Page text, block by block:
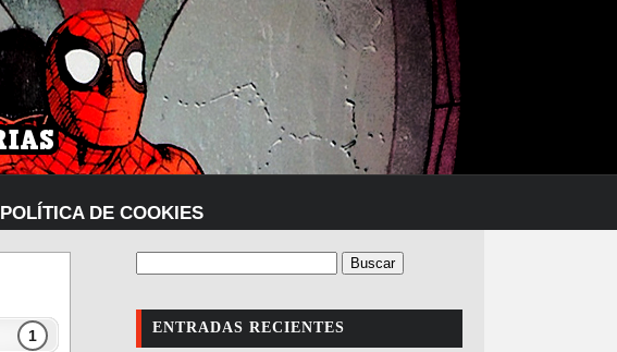
POLÍTICA DE COOKIES
1
ENTRADAS RECIENTES